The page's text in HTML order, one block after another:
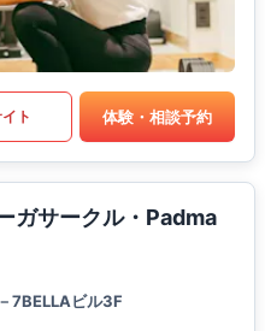
ト 体験・相談予約
ガサークル・Padma
7BELLAビル3F